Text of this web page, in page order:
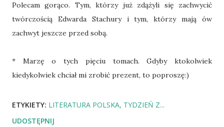
Polecam gorąco. Tym, którzy już zdążyli się zachwycić
twórczością Edwarda Stachury i tym, którzy mają ów
zachwyt jeszcze przed sobą.
* Marzę o tych pięciu tomach. Gdyby ktokolwiek
kiedykolwiek chciał mi zrobić prezent, to poproszę:)
ETYKIETY: LITERATURA POLSKA TYDZIEŃ Z...
UDOSTĘPNIJ